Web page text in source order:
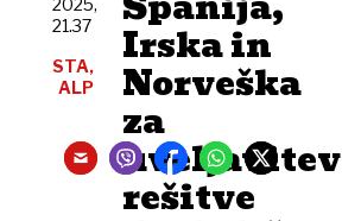
Irska in
Norveška
za
uveljavitev
rešitve
2025,
21.37
STA,
ALP